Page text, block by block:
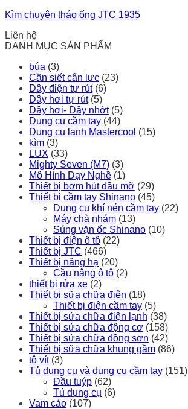
Kìm chuyên tháo ống JTC 1935
Liên hệ
DANH MỤC SẢN PHẨM
búa (3)
Cần siết cân lực (23)
Dây điện tự rút (6)
Dây hơi tự rút (5)
Dây hơi- Dây nhớt (5)
Dụng cụ cầm tay (44)
Dụng cụ lạnh Mastercool (15)
kìm (3)
LUX (33)
Mighty Seven (M7) (3)
Mô Hình Dạy Nghề (1)
Thiết bị bơm hút dầu mỡ (29)
Thiết bị cầm tay Shinano (45)
Dụng cụ khí nén cầm tay (22)
Máy chà nhám (13)
Súng vặn ốc Shinano (10)
Thiết bị điện ô tô (22)
Thiết bị JTC (466)
Thiết bị nâng hạ (20)
Cầu nâng ô tô (2)
thiết bị rửa xe (2)
Thiết bị sữa chữa điện (18)
Thiết bị điện cầm tay (5)
Thiết bị sửa chữa điện lạnh (38)
Thiết bị sửa chữa động cơ (158)
Thiết bị sửa chữa đồng sơn (42)
Thiết bị sữa chữa khung gầm (86)
tô vít (3)
Tủ dụng cụ và dụng cụ cầm tay (151)
Đầu tuýp (62)
Tủ dụng cụ (6)
Vam cảo (107)